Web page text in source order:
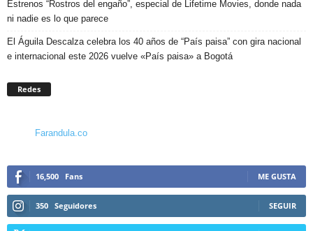
Estrenos “Rostros del engaño”, especial de Lifetime Movies, donde nada
ni nadie es lo que parece
El Águila Descalza celebra los 40 años de “País paisa” con gira nacional
e internacional este 2026 vuelve «País paisa» a Bogotá
Redes
Farandula.co
16,500 Fans ME GUSTA
350 Seguidores SEGUIR